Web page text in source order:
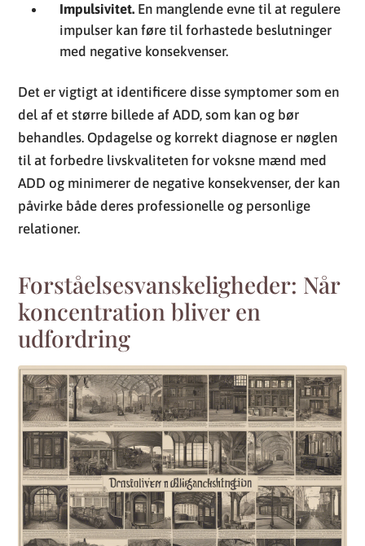
Impulsivitet. En manglende evne til at regulere
impulser kan føre til forhastede beslutninger
med negative konsekvenser.
Det er vigtigt at identificere disse symptomer som en
del af et større billede af ADD, som kan og bør
behandles. Opdagelse og korrekt diagnose er nøglen
til at forbedre livskvaliteten for voksne mænd med
ADD og minimerer de negative konsekvenser, der kan
påvirke både deres professionelle og personlige
relationer.
Forståelsesvanskeligheder: Når
koncentration bliver en
udfordring